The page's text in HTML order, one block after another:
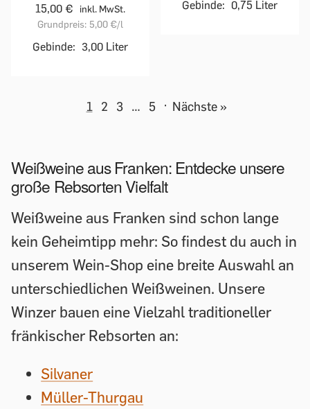
15,00 €
inkl. MwSt.
Grundpreis: 5,00 €/l
Gebinde: 3,00 Liter
Gebinde: 0,75 Liter
1 2 3 … 5 · Nächste »
Weißweine aus Franken: Entdecke unsere
große Rebsorten Vielfalt
Weißweine aus Franken sind schon lange
kein Geheimtipp mehr: So findest du auch in
unserem Wein-Shop eine breite Auswahl an
unterschiedlichen Weißweinen. Unsere
Winzer bauen eine Vielzahl traditioneller
fränkischer Rebsorten an:
Silvaner
Müller-Thurgau